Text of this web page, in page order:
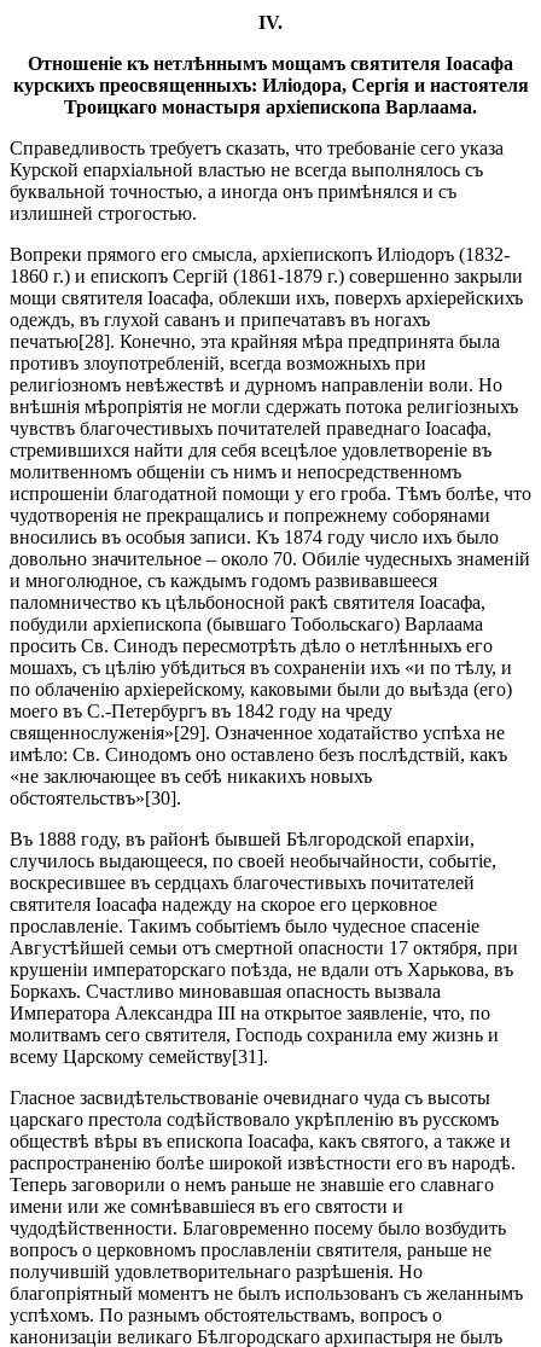
IV.
Отношеніе къ нетлѣннымъ мощамъ святителя Іоасафа
курскихъ преосвященныхъ: Иліодора, Сергія и настоятеля
Троицкаго монастыря архіепископа Варлаама.
Справедливость требуетъ сказать, что требованіе сего указа
Курской епархіальной властью не всегда выполнялось съ
буквальной точностью, а иногда онъ примѣнялся и съ
излишней строгостью.
Вопреки прямого его смысла, архіепископъ Иліодоръ (1832-
1860 г.) и епископъ Сергій (1861-1879 г.) совершенно закрыли
мощи святителя Іоасафа, облекши ихъ, поверхъ архіерейскихъ
одеждъ, въ глухой саванъ и припечатавъ въ ногахъ
печатью[28]. Конечно, эта крайняя мѣра предпринята была
противъ злоупотребленій, всегда возможныхъ при
религіозномъ невѣжествѣ и дурномъ направленіи воли. Но
внѣшнія мѣропріятія не могли сдержать потока религіозныхъ
чувствъ благочестивыхъ почитателей праведнаго Іоасафа,
стремившихся найти для себя всецѣлое удовлетвореніе въ
молитвенномъ общеніи съ нимъ и непосредственномъ
испрошеніи благодатной помощи у его гроба. Тѣмъ болѣе, что
чудотворенія не прекращались и попрежнему соборянами
вносились въ особыя записи. Къ 1874 году число ихъ было
довольно значительное – около 70. Обиліе чудесныхъ знаменій
и многолюдное, съ каждымъ годомъ развивавшееся
паломничество къ цѣльбоносной ракѣ святителя Іоасафа,
побудили архіепископа (бывшаго Тобольскаго) Варлаама
просить Св. Синодъ пересмотрѣть дѣло о нетлѣнныхъ его
мошахъ, съ цѣлію убѣдиться въ сохраненіи ихъ «и пo тѣлу, и
по облаченію архіерейскому, каковыми были до выѣзда (его)
моего въ С.-Петербургъ въ 1842 году на чреду
священнослуженія»[29]. Означенное ходатайство успѣха не
имѣло: Св. Синодомъ оно оставлено безъ послѣдствій, какъ
«не заключающее въ себѣ никакихъ новыхъ
обстоятельствъ»[30].
Въ 1888 году, въ районѣ бывшей Бѣлгородской епархіи,
случилось выдающееся, по своей необычайности, событіе,
воскресившее въ сердцахъ благочестивыхъ почитателей
святителя Іоасафа надежду на скорое его церковное
прославленіе. Такимъ событіемъ было чудесное спасеніе
Августѣйшей семьи отъ смертной опасности 17 октября, при
крушеніи императорскаго поѣзда, не вдали отъ Харькова, въ
Боркахъ. Счастливо миновавшая опасность вызвала
Императора Александра III на открытое заявленіе, что, по
молитвамъ сего святителя, Господь сохранила ему жизнь и
всему Царскому семейству[31].
Гласное засвидѣтельствованіе очевиднаго чуда съ высоты
царскаго престола содѣйствовало укрѣпленію въ русскомъ
обществѣ вѣры въ епископа Іоасафа, какъ святого, а также и
распространенію болѣе широкой извѣстности его въ народѣ.
Теперь заговорили о немъ раньше не знавшіе его славнаго
имени или же сомнѣвавшіеся въ его святости и
чудодѣйственности. Благовременно посему было возбудить
вопросъ о церковномъ прославленіи святителя, раньше не
получившій удовлетворительнаго разрѣшенія. Но
благопріятный моментъ не былъ использованъ съ желаннымъ
успѣхомъ. По разнымъ обстоятельствамъ, вопросъ о
канонизаціи великаго Бѣлгородскаго архипастыря не былъ